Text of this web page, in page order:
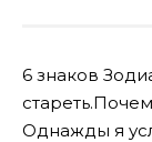
6 знаков
Однажды я